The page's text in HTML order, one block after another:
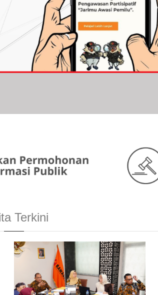
Pemilu VI
Terkini